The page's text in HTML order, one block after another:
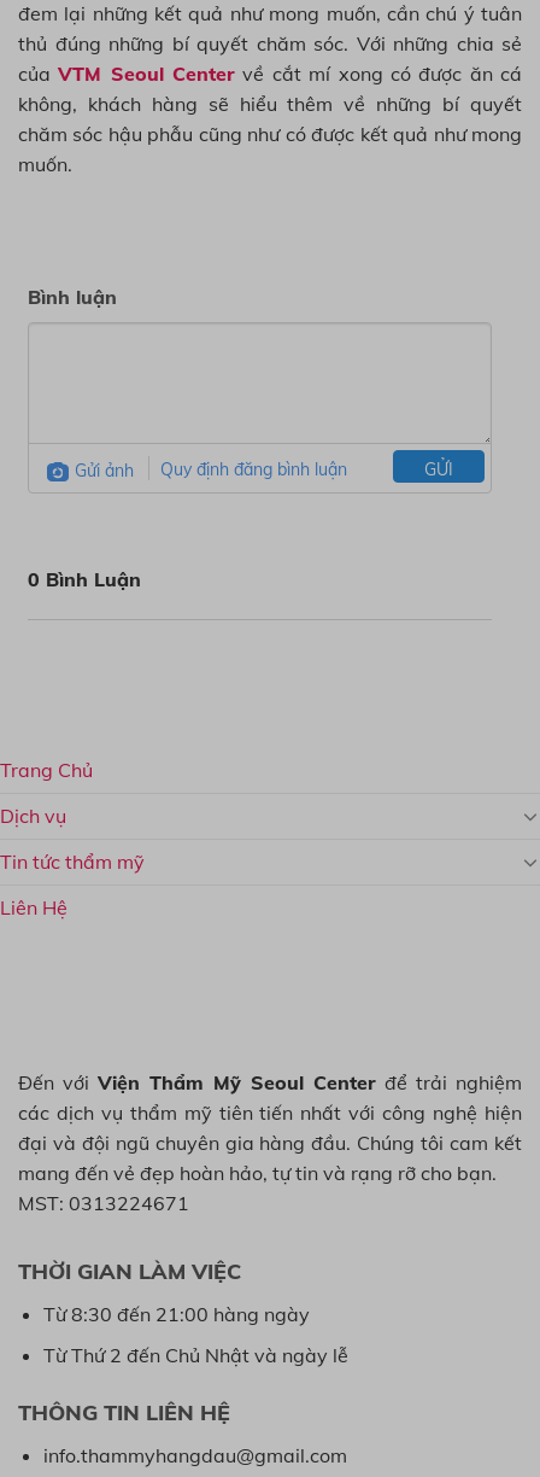
đem lại những kết quả như mong muốn, cần chú ý tuân
thủ đúng những bí quyết chăm sóc. Với những chia sẻ
củaVTM Seoul Center về cắt mí xong có được ăn cá
không, khách hàng sẽ hiểu thêm về những bí quyết
chăm sóc hậu phẫu cũng như có được kết quả như mong
muốn.
Bình luận
Gửi ảnh Quy định đăng bình luận GỬI
0 Bình Luận
Trang Chủ
Dịch vụ
Tin tức thẩm mỹ
Liên Hệ
Đến với Viện Thẩm Mỹ Seoul Center để trải nghiệm
các dịch vụ thẩm mỹ tiên tiến nhất với công nghệ hiện
đại và đội ngũ chuyên gia hàng đầu. Chúng tôi cam kết
mang đến vẻ đẹp hoàn hảo, tự tin và rạng rỡ cho bạn.
MST: 0313224671
THỜI GIAN LÀM VIỆC
Từ 8:30 đến 21:00 hàng ngày
Từ Thứ 2 đến Chủ Nhật và ngày lễ
THÔNG TIN LIÊN HỆ
info.thammyhangdau@gmail.com